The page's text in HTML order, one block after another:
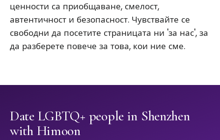
ценности са приобщаване, смелост,
автентичност и безопасност. Чувствайте се
свободни да посетите страницата ни 'за нас', за
да разберете повече за това, кои ние сме.
Date LGBTQ+ people in Shenzhen
with Himoon